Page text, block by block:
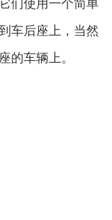
车后座上，当然
的车辆上。